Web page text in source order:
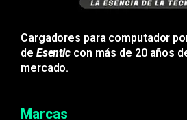
Cargadores para computador
de Esentic con más de 20 años
mercado.
Marcas